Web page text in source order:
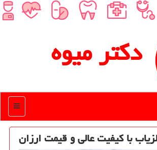
دكتر میوه
منو
با كیفیت عالی و قیمت ارزان